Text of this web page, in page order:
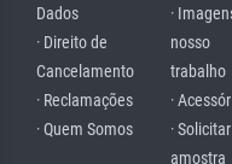
Dados
· Direito de
Cancelamento
· Reclamações
· Quem Somos
·
nosso
trabalho
·
· Solicitar
amostra